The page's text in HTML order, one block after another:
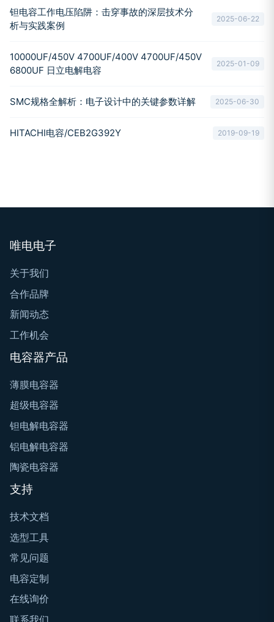
钽电容工作电压陷阱：击穿事故的深层技术分
析与实践案例
2025-06-22
10000UF/450V 4700UF/400V 4700UF/450V
6800UF 日立电解电容
2025-01-09
SMC规格全解析：电子设计中的关键参数详解 2025-06-30
HITACHI电容/CEB2G392Y 2019-09-19
唯电电子
关于我们
合作品牌
新闻动态
工作机会
电容器产品
薄膜电容器
超级电容器
钽电解电容器
铝电解电容器
陶瓷电容器
支持
技术文档
选型工具
常见问题
电容定制
在线询价
联系我们